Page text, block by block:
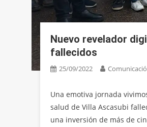
Nuevo revelador
fallecidos
25/09/2022
Una emotiva jornada
salud de Villa Ascasubi
una inversión de más de